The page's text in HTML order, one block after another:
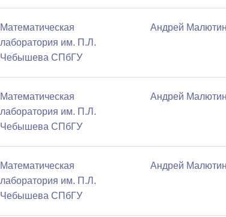
Математичеcкая
лаборатория им. П.Л.
Чебышева СПбГУ
Андрей Малютин
Математичеcкая
лаборатория им. П.Л.
Чебышева СПбГУ
Андрей Малютин
Математичеcкая
лаборатория им. П.Л.
Чебышева СПбГУ
Андрей Малютин